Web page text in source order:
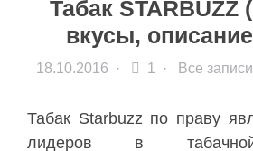
Табак STARBUZZ
вкусы,
18.10.2016 · 1 · Все
Табак Starbuzz по праву
лидеров в